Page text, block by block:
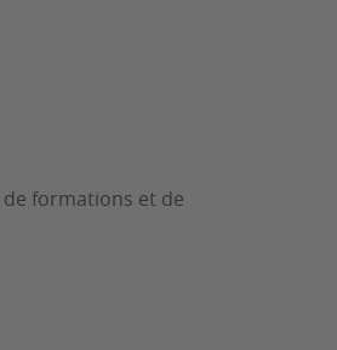
de formations et de